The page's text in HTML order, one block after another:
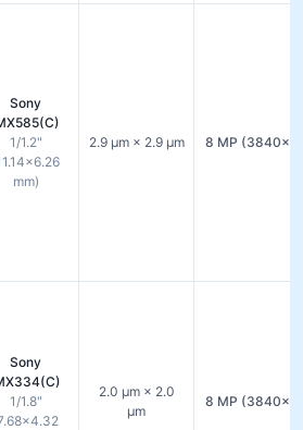
Sony
1/1.2"
mm)
2.9 µm × 2.9 µm 8 MP
Sony
1/1.8"
2.0 µm × 2.0
µm
8 MP